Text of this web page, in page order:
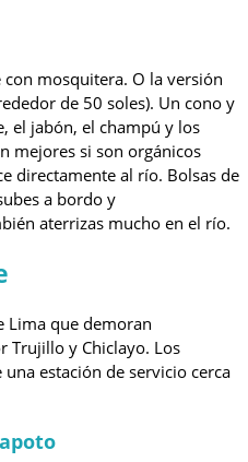
con mosquitera. O la versión
de 50 soles). Un cono y
el jabón, el champú y los
mejores si son orgánicos
directamente al río. Bolsas de
a bordo y
aterrizas mucho en el río.
Lima que demoran
Trujillo y Chiclayo. Los
estación de servicio cerca